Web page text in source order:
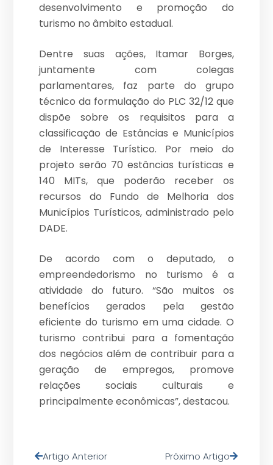
desenvolvimento e promoção do
turismo no âmbito estadual.
Dentre suas ações, Itamar Borges,
juntamente com colegas
parlamentares, faz parte do grupo
técnico da formulação do PLC 32/12 que
dispõe sobre os requisitos para a
classificação de Estâncias e Municípios
de Interesse Turístico. Por meio do
projeto serão 70 estâncias turísticas e
140 MITs, que poderão receber os
recursos do Fundo de Melhoria dos
Municípios Turísticos, administrado pelo
DADE.
De acordo com o deputado, o
empreendedorismo no turismo é a
atividade do futuro. “São muitos os
benefícios gerados pela gestão
eficiente do turismo em uma cidade. O
turismo contribui para a fomentação
dos negócios além de contribuir para a
geração de empregos, promove
relações sociais culturais e
principalmente econômicas”, destacou.
Artigo Anterior Próximo Artigo